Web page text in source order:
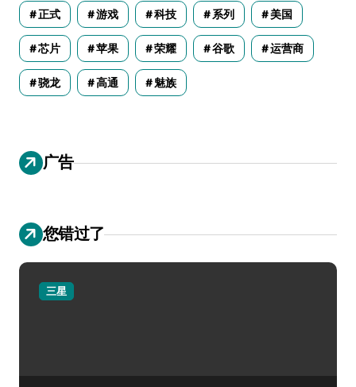
正式 游戏 科技 系列 美国
芯片 苹果 荣耀 谷歌 运营商
骁龙 高通 魅族
广告
您错过了
三星